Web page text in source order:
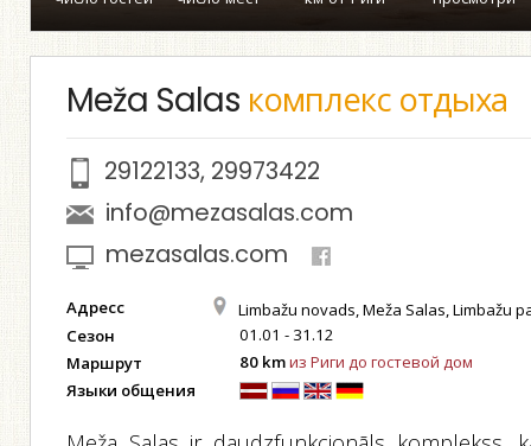
Meža Salas комплекс отдыха
29122133, 29973422
info@mezasalas.com
mezasalas.com
Адресс Limbažu novads, Meža Salas, Limbažu
Сезон 01.01 - 31.12
Маршрут 80 kmиз Риги до гостевой дом
Языки общения